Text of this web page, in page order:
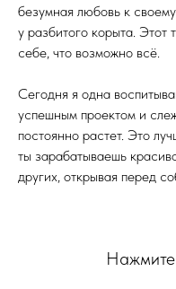
безумная любовь к
у разбитого корыта. Этот
себе, что возможно всё.
Сегодня я одна
успешным проектом и
постоянно растет. Это
ты зарабатываешь
других, открывая перед
Нажмите